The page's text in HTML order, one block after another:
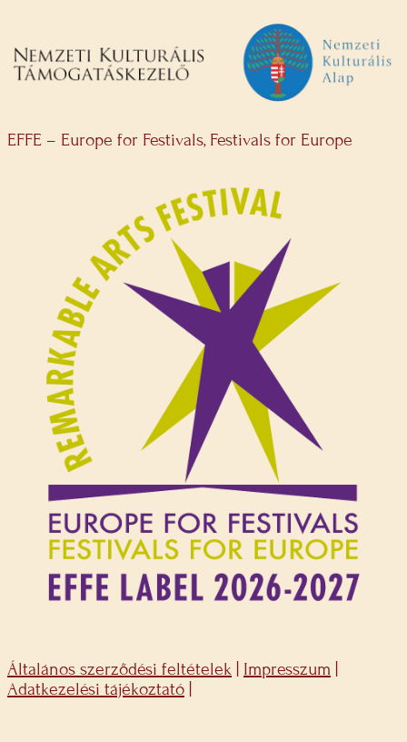
EFFE – Europe for Festivals, Festivals for Europe
Általános szerződési feltételek Impresszum
Adatkezelési tájékoztató